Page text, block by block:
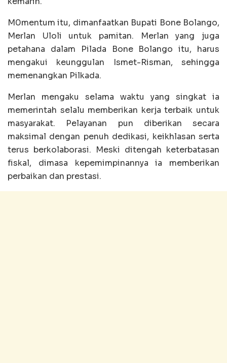
M0mentum itu, dimanfaatkan Bupati Bone Bolango,
Merlan Uloli untuk pamitan. Merlan yang juga
petahana dalam Pilada Bone Bolango itu, harus
mengakui keunggulan Ismet-Risman, sehingga
memenangkan Pilkada.
Merlan mengaku selama waktu yang singkat ia
memerintah selalu memberikan kerja terbaik untuk
masyarakat. Pelayanan pun diberikan secara
maksimal dengan penuh dedikasi, keikhlasan serta
terus berkolaborasi. Meski ditengah keterbatasan
fiskal, dimasa kepemimpinannya ia memberikan
perbaikan dan prestasi.